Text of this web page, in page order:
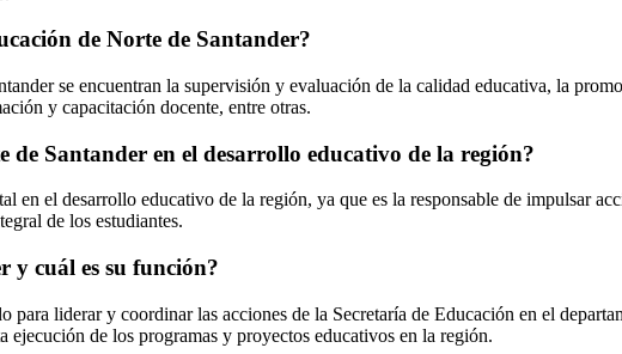
de Norte de Santander?
se encuentran la supervisión y evaluación de la calidad educativa, la
y capacitación docente, entre otras.
Santander en el desarrollo educativo de la región?
en el desarrollo educativo de la región, ya que es la responsable de impulsar
de los estudiantes.
y cuál es su función?
liderar y coordinar las acciones de la Secretaría de Educación en el
de los programas y proyectos educativos en la región.